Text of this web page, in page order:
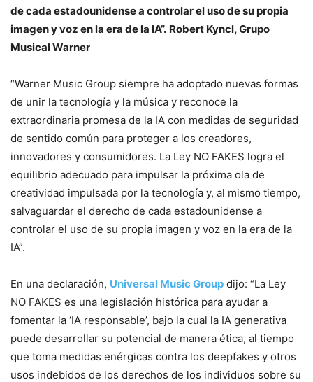
de cada estadounidense a controlar el uso de su propia
imagen y voz en la era de la IA”. Robert Kyncl, Grupo
Musical Warner
“Warner Music Group siempre ha adoptado nuevas formas
de unir la tecnología y la música y reconoce la
extraordinaria promesa de la IA con medidas de seguridad
de sentido común para proteger a los creadores,
innovadores y consumidores. La Ley NO FAKES logra el
equilibrio adecuado para impulsar la próxima ola de
creatividad impulsada por la tecnología y, al mismo tiempo,
salvaguardar el derecho de cada estadounidense a
controlar el uso de su propia imagen y voz en la era de la
IA”.
En una declaración, Universal Music Group dijo: “La Ley
NO FAKES es una legislación histórica para ayudar a
fomentar la ‘IA responsable’, bajo la cual la IA generativa
puede desarrollar su potencial de manera ética, al tiempo
que toma medidas enérgicas contra los deepfakes y otros
usos indebidos de los derechos de los individuos sobre su